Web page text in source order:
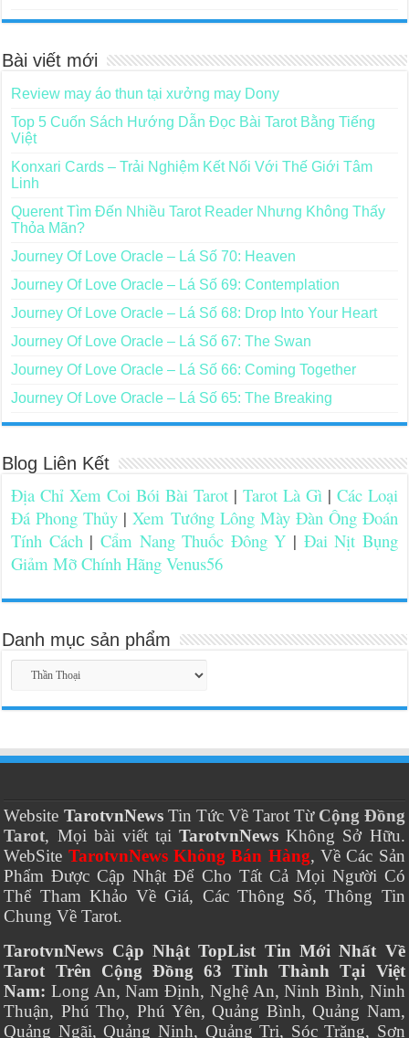
Bài viết mới
Review may áo thun tại xưởng may Dony
Top 5 Cuốn Sách Hướng Dẫn Đọc Bài Tarot Bằng Tiếng
Việt
Konxari Cards – Trải Nghiệm Kết Nối Với Thế Giới Tâm
Linh
Querent Tìm Đến Nhiều Tarot Reader Nhưng Không Thấy
Thỏa Mãn?
Journey Of Love Oracle – Lá Số 70: Heaven
Journey Of Love Oracle – Lá Số 69: Contemplation
Journey Of Love Oracle – Lá Số 68: Drop Into Your Heart
Journey Of Love Oracle – Lá Số 67: The Swan
Journey Of Love Oracle – Lá Số 66: Coming Together
Journey Of Love Oracle – Lá Số 65: The Breaking
Blog Liên Kết
Địa Chỉ Xem Coi Bói Bài Tarot | Tarot Là Gì| Các Loại
Đá Phong Thủy |Xem Tướng Lông Mày Đàn Ông Đoán
Tính Cách|Cẩm Nang Thuốc Đông Y | Đai Nịt Bụng
Giảm Mỡ Chính Hãng Venus56
Danh mục sản phẩm
Website TarotvnNewsTin Tức Về Tarot Từ Cộng Đồng
Tarot, Mọi bài viết tạiTarotvnNews Không Sở Hữu.
WebSite TarotvnNews Không Bán Hàng, Về Các Sản
Phẩm Được Cập Nhật Để Cho Tất Cả Mọi Người Có
Thể Tham Khảo Về Giá, Các Thông Số, Thông Tin
Chung Về Tarot.
TarotvnNews Cập Nhật TopList Tin Mới Nhất Về
Tarot Trên Cộng Đồng 63 Tỉnh Thành Tại Việt
Nam: Long An, Nam Định, Nghệ An, Ninh Bình, Ninh
Thuận, Phú Thọ, Phú Yên, Quảng Bình, Quảng Nam,
Quảng Ngãi, Quảng Ninh, Quảng Trị, Sóc Trăng, Sơn